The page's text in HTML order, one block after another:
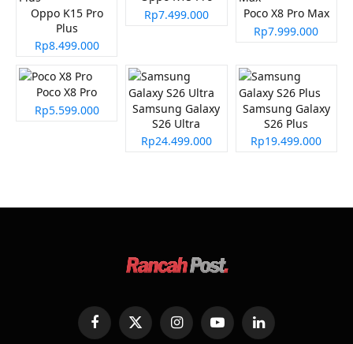
Oppo K15 Pro
Plus
Rp8.499.000
Rp7.499.000
Poco X8 Pro Max
Rp7.999.000
Poco X8 Pro
Rp5.599.000
Samsung Galaxy
S26 Ultra
Rp24.499.000
Samsung Galaxy
S26 Plus
Rp19.499.000
FacebookX
InstagramYouTubeLinkedIn